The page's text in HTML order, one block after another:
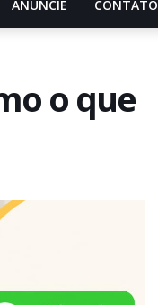
ANUNCIE CONTATO
o que